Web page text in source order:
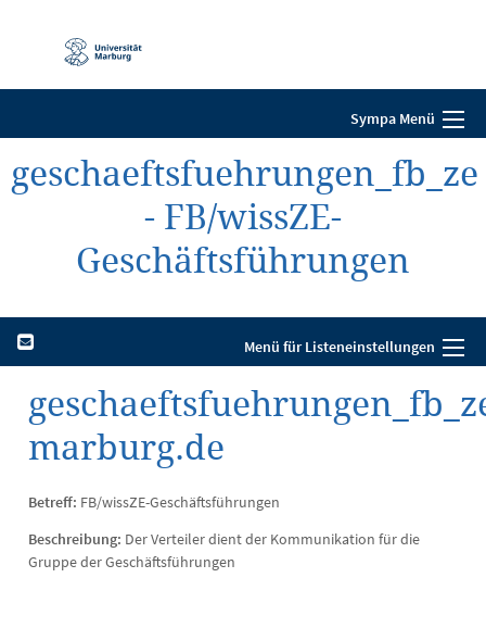
Navigation
Sympa Menü
geschaeftsfuehrungen_fb_ze
- FB/wissZE-
Geschäftsführungen
Menü für Listeneinstellungen
marburg.de
Betreff: FB/wissZE-Geschäftsführungen
Beschreibung: Der Verteiler dient der Kommunikation für die
Gruppe der Geschäftsführungen